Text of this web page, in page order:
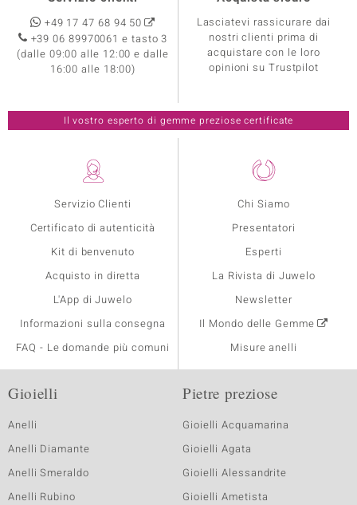
Servizio Clienti
Certificato di autenticità
Kit di benvenuto
Acquisto in diretta
L'App di Juwelo
Informazioni sulla consegna
FAQ - Le domande più comuni
Chi Siamo
Presentatori
Esperti
La Rivista di Juwelo
Newsletter
Il Mondo delle Gemme
Misure anelli
+49 17 47 68 94 50
+39 06 89970061 e tasto 3
(dalle 09:00 alle 12:00 e dalle
16:00 alle 18:00)
Lasciatevi rassicurare dai
nostri clienti prima di
acquistare con le loro
opinioni su Trustpilot
Il vostro esperto di gemme preziose certificate
Gioielli
Anelli
Anelli Diamante
Anelli Smeraldo
Anelli Rubino
Pietre preziose
Gioielli Acquamarina
Gioielli Agata
Gioielli Alessandrite
Gioielli Ametista